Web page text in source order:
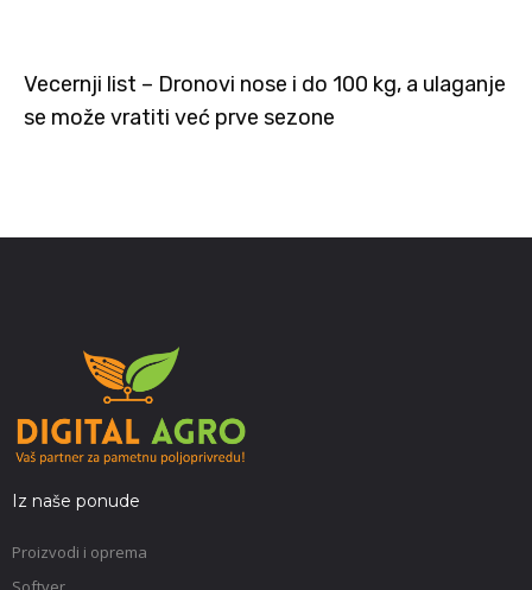
Vecernji list – Dronovi nose i do 100 kg, a ulaganje
se može vratiti već prve sezone
Iz naše ponude
Proizvodi i oprema